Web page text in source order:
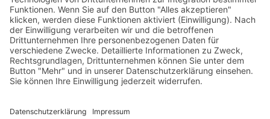
Wissen
Strom Top30
F&A
News